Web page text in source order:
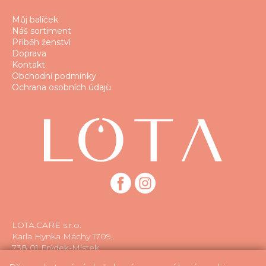
Můj balíček
Náš sortiment
Příběh ženství
Doprava
Kontakt
Obchodní podmínky
Ochrana osobních údajů
LOTA.CARE s.r.o.
Karla Hynka Máchy 1709,
738 01 Frýdek-Místek